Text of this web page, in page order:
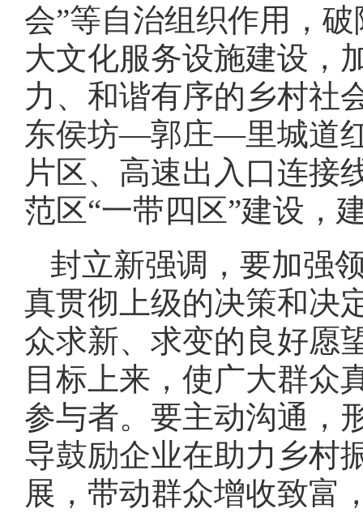
会”等自治组织作用，
大文化服务设施建设，
力、和谐有序的乡村社
东侯坊—郭庄—里城道
片区、高速出入口连接
范区“一带四区”建设，
封立新强调，要加强
真贯彻上级的决策和决
众求新、求变的良好愿
目标上来，使广大群众
参与者。要主动沟通，
导鼓励企业在助力乡村
展，带动群众增收致富